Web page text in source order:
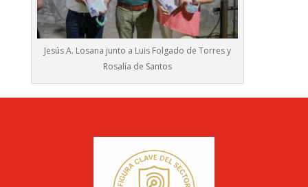
Jesús A. Losana junto a Luis Folgado de Torres y
Rosalía de Santos